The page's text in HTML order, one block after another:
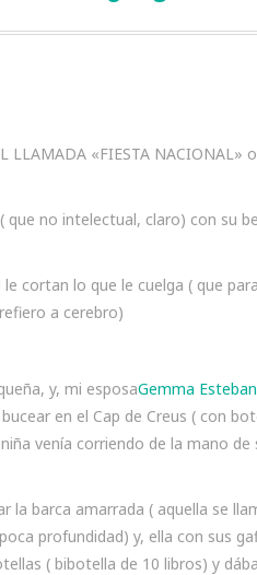
LLAMADA «FIESTA
no intelectual, claro) con su
cortan lo que le cuelga ( que
a cerebro)
y, mi esposaGemma Esteban
en el Cap de Creus ( con
venía corriendo de la mano de
la barca amarrada ( aquella se
profundidad) y, ella con sus
( bibotella de 10 libros) y